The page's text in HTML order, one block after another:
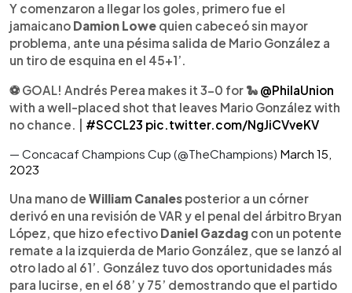
Y comenzaron a llegar los goles, primero fue el
jamaicano Damion Lowe quien cabeceó sin mayor
problema, ante una pésima salida de Mario González a
un tiro de esquina en el 45+1’.
⚽ GOAL! Andrés Perea makes it 3-0 for 🐍 @PhilaUnion
with a well-placed shot that leaves Mario González with
no chance. | #SCCL23 pic.twitter.com/NgJiCVveKV
— Concacaf Champions Cup (@TheChampions) March 15,
2023
Una mano de William Canales posterior a un córner
derivó en una revisión de VAR y el penal del árbitro Bryan
López, que hizo efectivo Daniel Gazdag con un potente
remate a la izquierda de Mario González, que se lanzó al
otro lado al 61’. González tuvo dos oportunidades más
para lucirse, en el 68’ y 75’ demostrando que el partido